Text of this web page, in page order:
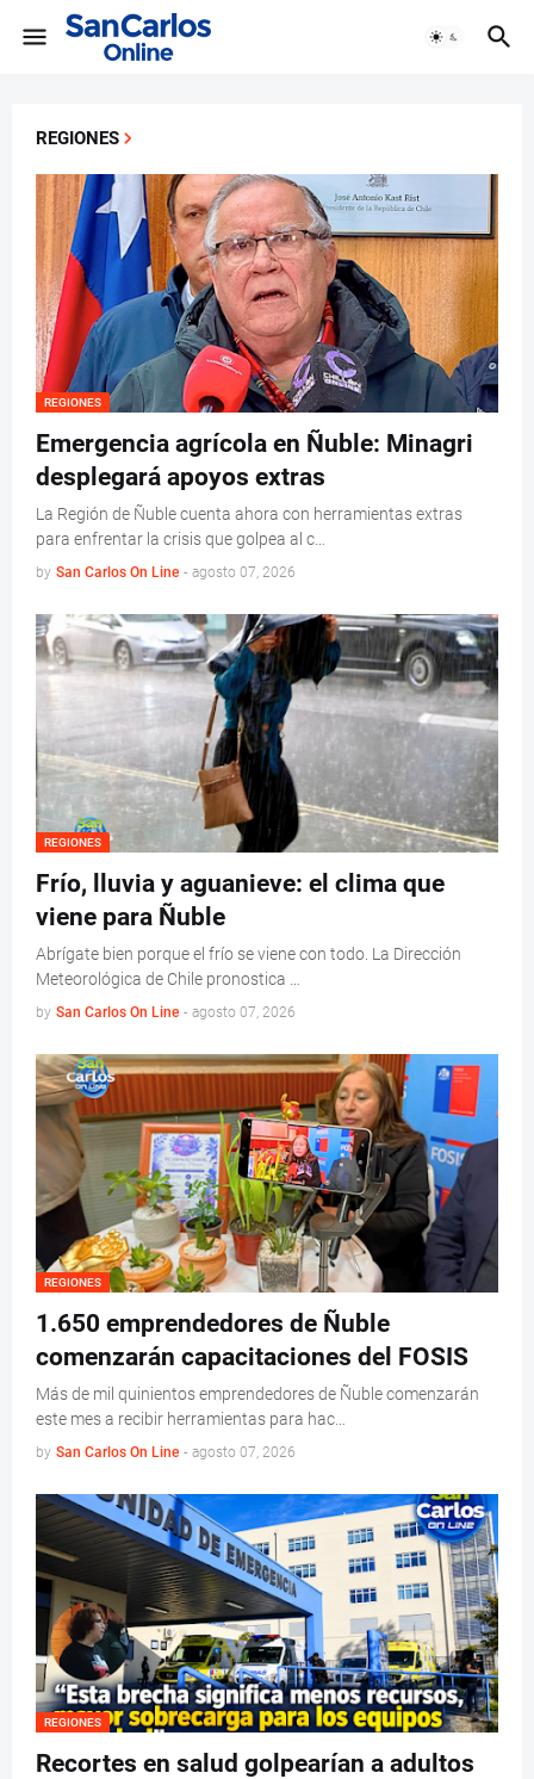
REGIONES
REGIONES
Emergencia agrícola en Ñuble: Minagri
desplegará apoyos extras
La Región de Ñuble cuenta ahora con herramientas extras
para enfrentar la crisis que golpea al c…
by San Carlos On Line - agosto 07, 2026
REGIONES
Frío, lluvia y aguanieve: el clima que
viene para Ñuble
Abrígate bien porque el frío se viene con todo. La Dirección
Meteorológica de Chile pronostica …
by San Carlos On Line - agosto 07, 2026
REGIONES
1.650 emprendedores de Ñuble
comenzarán capacitaciones del FOSIS
Más de mil quinientos emprendedores de Ñuble comenzarán
este mes a recibir herramientas para hac…
by San Carlos On Line - agosto 07, 2026
REGIONES
Recortes en salud golpearían a adultos